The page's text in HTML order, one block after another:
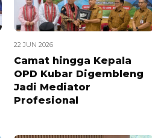
22 JUN 2026
Camat hingga Kepala
OPD Kubar Digembleng
Jadi Mediator
Profesional